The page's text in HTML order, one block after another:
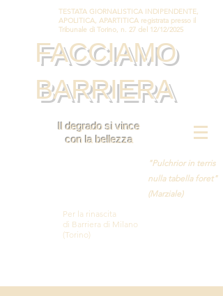
TESTATA GIORNALISTICA INDIPENDENTE,
APOLITICA, APARTITICA registrata presso il
Tribunale di Torino, n. 27 del 12/12/2025
FACCIAMO
BARRIERA
Il degrado si vince
con la bellezza
"Pulchrior in terris
nulla tabella foret"
(Marziale)
Per la rinascita
di Barriera di Milano
(Torino)